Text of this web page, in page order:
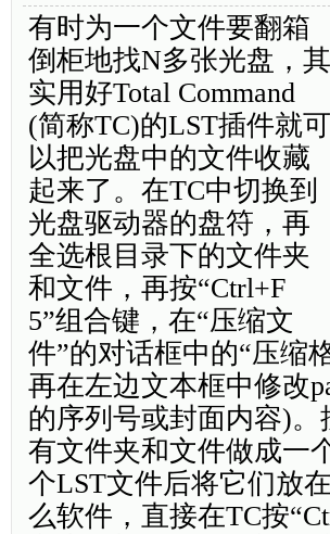
有时为一个文件要翻箱
倒柜地找N多张光盘，其
实用好Total Command
(简称TC)的LST插件就可
以把光盘中的文件收藏
起来了。在TC中切换到
光盘驱动器的盘符，再
全选根目录下的文件夹
和文件，再按“Ctrl+F
5”组合键，在“压缩文
件”的对话框中的“压缩
再在左边文本框中修改
的序列号或封面内容)
有文件夹和文件做成一
个LST文件后将它们放
么软件，直接在TC按